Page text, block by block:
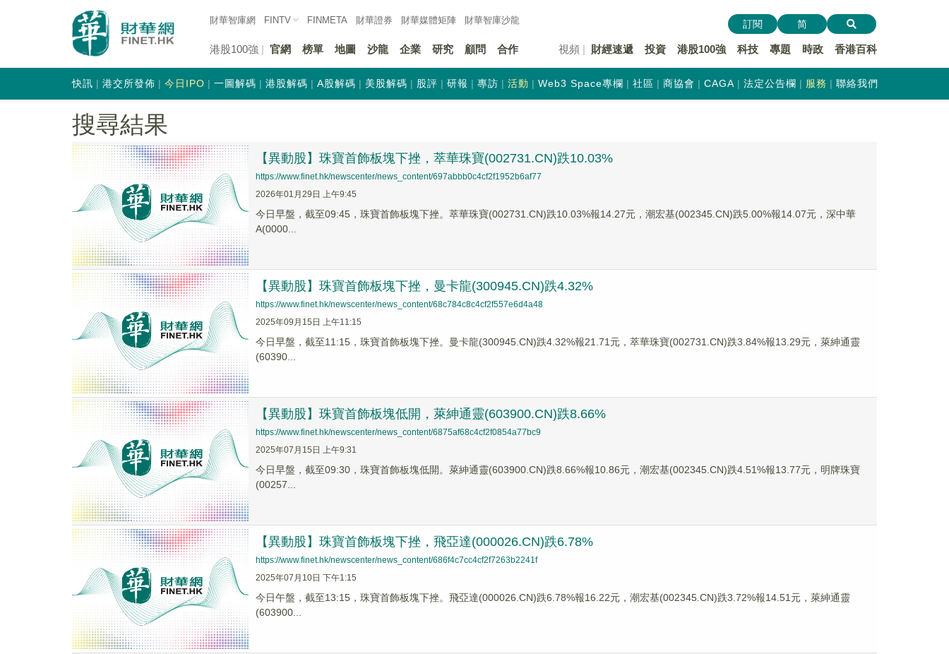
財華智庫網 FINTV FINMETA 財華證券 財華媒體矩陣 財華智庫沙龍
港股100強 官網 榜單 地圖 沙龍 企業 研究 顧問 合作 視頻 財經速遞 投資 港股100強 科技 專題 時政 香港百科
訂閱 简
快訊 港交所發佈 今日IPO 一圖解碼 港股解碼 A股解碼 美股解碼 股評 研報 專訪 活動 Web3 Space專欄 社區 商協會 CAGA 法定公告欄 服務 聯絡我們
搜尋結果
【異動股】珠寶首飾板塊下挫，萃華珠寶(002731.CN)跌10.03%
https://www.finet.hk/newscenter/news_content/697abbb0c4cf2f1952b6af77
2026年01月29日 上午9:45
今日早盤，截至09:45，珠寶首飾板塊下挫。萃華珠寶(002731.CN)跌10.03%報14.27元，潮宏基(002345.CN)跌5.00%報14.07元，深中華
A(0000...
【異動股】珠寶首飾板塊下挫，曼卡龍(300945.CN)跌4.32%
https://www.finet.hk/newscenter/news_content/68c784c8c4cf2f557e6d4a48
2025年09月15日 上午11:15
今日早盤，截至11:15，珠寶首飾板塊下挫。曼卡龍(300945.CN)跌4.32%報21.71元，萃華珠寶(002731.CN)跌3.84%報13.29元，萊紳通靈
(60390...
【異動股】珠寶首飾板塊低開，萊紳通靈(603900.CN)跌8.66%
https://www.finet.hk/newscenter/news_content/6875af68c4cf2f0854a77bc9
2025年07月15日 上午9:31
今日早盤，截至09:30，珠寶首飾板塊低開。萊紳通靈(603900.CN)跌8.66%報10.86元，潮宏基(002345.CN)跌4.51%報13.77元，明牌珠寶
(00257...
【異動股】珠寶首飾板塊下挫，飛亞達(000026.CN)跌6.78%
https://www.finet.hk/newscenter/news_content/686f4c7cc4cf2f7263b2241f
2025年07月10日 下午1:15
今日午盤，截至13:15，珠寶首飾板塊下挫。飛亞達(000026.CN)跌6.78%報16.22元，潮宏基(002345.CN)跌3.72%報14.51元，萊紳通靈
(603900...